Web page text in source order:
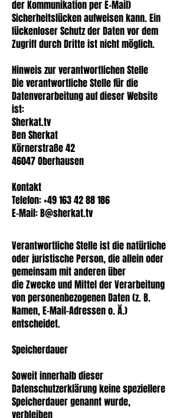
der Kommunikation per E-Mail)
Sicherheitslücken aufweisen kann. Ein
lückenloser Schutz der Daten vor dem
Zugriff durch Dritte ist nicht möglich.
Hinweis zur verantwortlichen Stelle
Die verantwortliche Stelle für die
Datenverarbeitung auf dieser Website
ist:
Sherkat.tv
Ben Sherkat
Körnerstraße 42
46047 Oberhausen
Kontakt
Telefon:+49 163 42 88 186
E-Mail:B@sherkat.tv
​Verantwortliche Stelle ist die natürliche
oder juristische Person, die allein oder
gemeinsam mit anderen über
die Zwecke und Mittel der Verarbeitung
von personenbezogenen Daten (z. B.
Namen, E-Mail-Adressen o. Ä.)
entscheidet.
Speicherdauer
Soweit innerhalb dieser
Datenschutzerklärung keine speziellere
Speicherdauer genannt wurde,
verbleiben